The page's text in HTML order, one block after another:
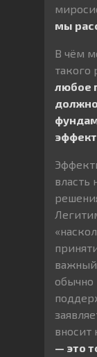
мы
В чём
такого
любое
власть
обычно
вносит
— это